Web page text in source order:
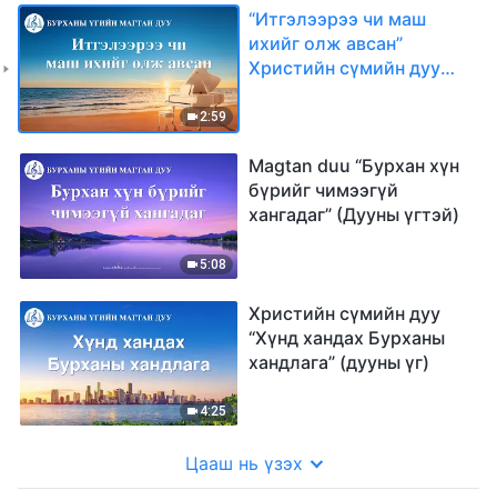
2:59
“Итгэлээрээ чи маш
ихийг олж авсан”
Христийн сүмийн дуу
5:08
Magtan duu “Бурхан хүн
бүрийг чимээгүй
хангадаг” (Дууны үгтэй)
4:25
Христийн сүмийн дуу
“Хүнд хандах Бурханы
хандлага” (дууны үг)
Цааш нь үзэх